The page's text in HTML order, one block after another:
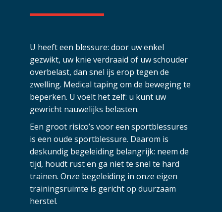
U heeft een blessure: door uw enkel
gezwikt, uw knie verdraaid of uw schouder
overbelast, dan snel ijs erop tegen de
zwelling. Medical taping om de beweging te
beperken. U voelt het zelf: u kunt uw
gewricht nauwelijks belasten.
Een groot risico’s voor een sportblessures
is een oude sportblessure. Daarom is
deskundig begeleiding belangrijk: neem de
tijd, houdt rust en ga niet te snel te hard
trainen. Onze begeleiding in onze eigen
trainingsruimte is gericht op duurzaam
herstel.